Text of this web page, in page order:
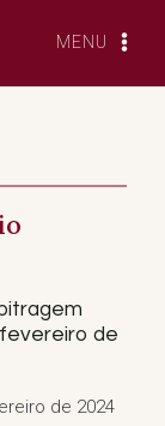
MENU
fevereiro de
de 2024